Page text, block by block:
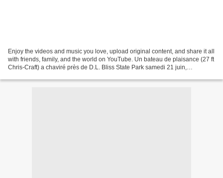
Enjoy the videos and music you love, upload original content, and share it all
with friends, family, and the world on YouTube. Un bateau de plaisance (27 ft
Chris-Craft) a chaviré près de D.L. Bliss State Park samedi 21 juin,